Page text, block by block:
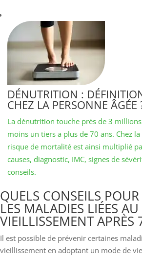
DÉNUTRITION :
CHEZ LA PERSONNE ÂGÉE
La dénutrition touche près de 3
moins un tiers a plus de 70 ans. Chez
risque de mortalité est ainsi multiplié
causes, diagnostic, IMC, signes de
conseils.
QUELS CONSEILS
LES MALADIES LIÉES AU
VIEILLISSEMENT APRÈS
Il est possible de prévenir certaines
vieillissement en adoptant un mode de